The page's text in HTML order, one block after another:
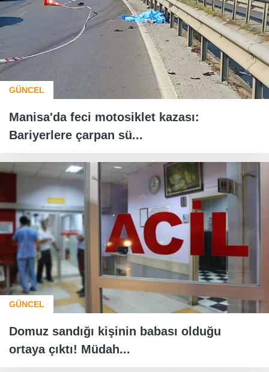
GÜNCEL
Manisa'da feci motosiklet kazası:
Bariyerlere çarpan sü...
GÜNCEL
Domuz sandığı kişinin babası olduğu
ortaya çıktı! Müdah...